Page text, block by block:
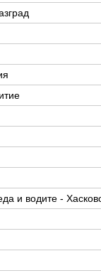
и водите -